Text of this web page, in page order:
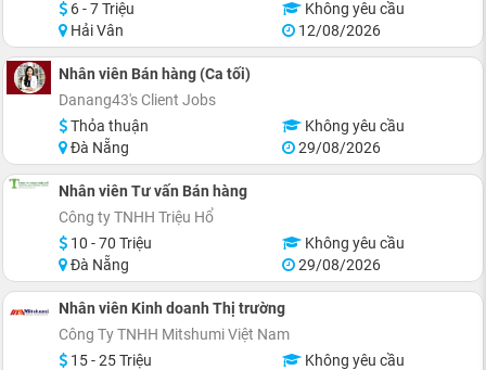
6 - 7 Triệu
Không yêu cầu
Hải Vân
12/08/2026
Nhân viên Bán hàng (Ca tối)
Danang43's Client Jobs
Thỏa thuận
Không yêu cầu
Đà Nẵng
29/08/2026
Nhân viên Tư vấn Bán hàng
Công ty TNHH Triệu Hổ
10 - 70 Triệu
Không yêu cầu
Đà Nẵng
29/08/2026
Nhân viên Kinh doanh Thị trường
Công Ty TNHH Mitshumi Việt Nam
15 - 25 Triệu
Không yêu cầu